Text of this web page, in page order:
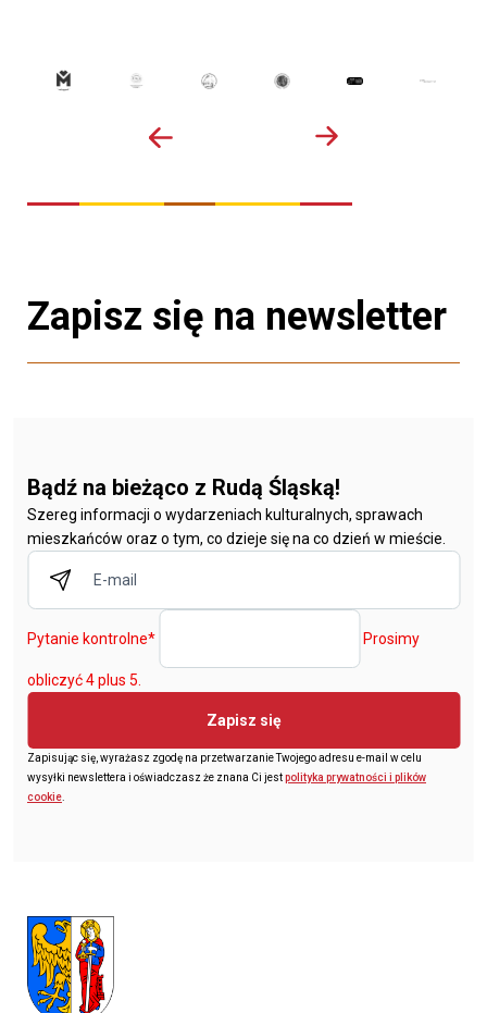
Zapisz się na newsletter
Bądź na bieżąco z Rudą Śląską!
Szereg informacji o wydarzeniach kulturalnych, sprawach
mieszkańców oraz o tym, co dzieje się na co dzień w mieście.
Pytanie kontrolne* Prosimy
obliczyć 4 plus 5.
Zapisz się
Zapisując się, wyrażasz zgodę na przetwarzanie Twojego adresu e-mail w celu
wysyłki newslettera i oświadczasz że znana Ci jestpolityka prywatności i plików
cookie